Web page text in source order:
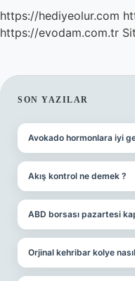
https://hediyeolur.com
https://evodam.com.tr
SIDEBAR
SON YAZILAR
Avokado hormonlara iyi
Akış kontrol ne demek ?
ABD borsası pazartesi
Orjinal kehribar kolye nasıl